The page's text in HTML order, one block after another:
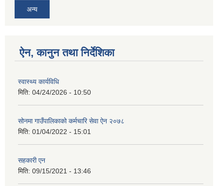
अन्य
ऐन, कानुन तथा निर्देशिका
स्वास्थ्य कार्यविधि
मिति: 04/24/2026 - 10:50
सोनमा गाउँपालिकाको कर्मचारि सेवा ऐन २०७८
मिति: 01/04/2022 - 15:01
सहकारी एन
मिति: 09/15/2021 - 13:46